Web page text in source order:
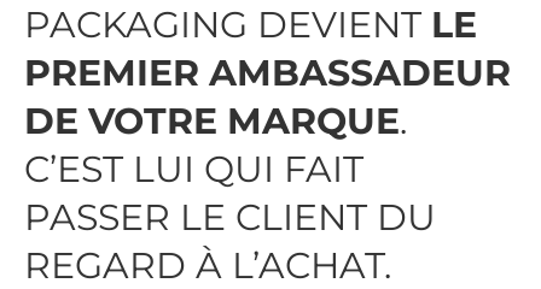
PACKAGING DEVIENT LE
PREMIER AMBASSADEUR
DE VOTRE MARQUE.
C’EST LUI QUI FAIT
PASSER LE CLIENT DU
REGARD À L’ACHAT.